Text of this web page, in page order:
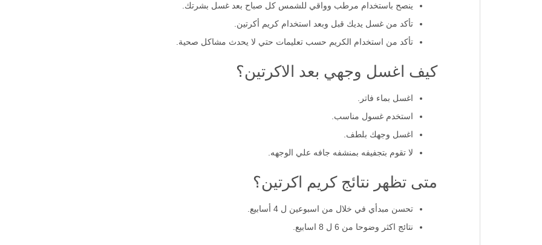
ينصح باستخدام مرطب وواقي للشمس كل صباح بعد غسل بشرتك.
تأكد من غسل يديك قبل وبعد استخدام كريم أكرتين.
تأكد من استخدام الكريم حسب تعليمات حتي لا يحدث مشاكل صحية.
كيف اغسل وجهي بعد الاكرتين؟
اغسل بماء فاتر.
استخدم غسول مناسب.
اغسل وجهك بلطف.
لا تقوم بتجفيفه بمنشفه جافه علي الوجهه.
متى تظهر نتائج كريم اكرتين؟
تحسن مبدأي في خلال من اسبوعين ل 4 أسابيع.
نتائج اكثر وضوحا من 6 ل 8 اسابيع.